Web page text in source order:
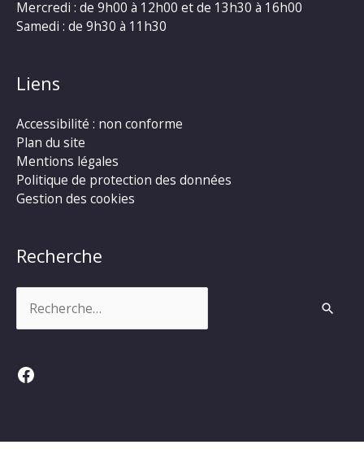
Mercredi : de 9h00 à 12h00 et de 13h30 à 16h00
Samedi : de 9h30 à 11h30
Liens
Accessibilité : non conforme
Plan du site
Mentions légales
Politique de protection des données
Gestion des cookies
Recherche
Facebook